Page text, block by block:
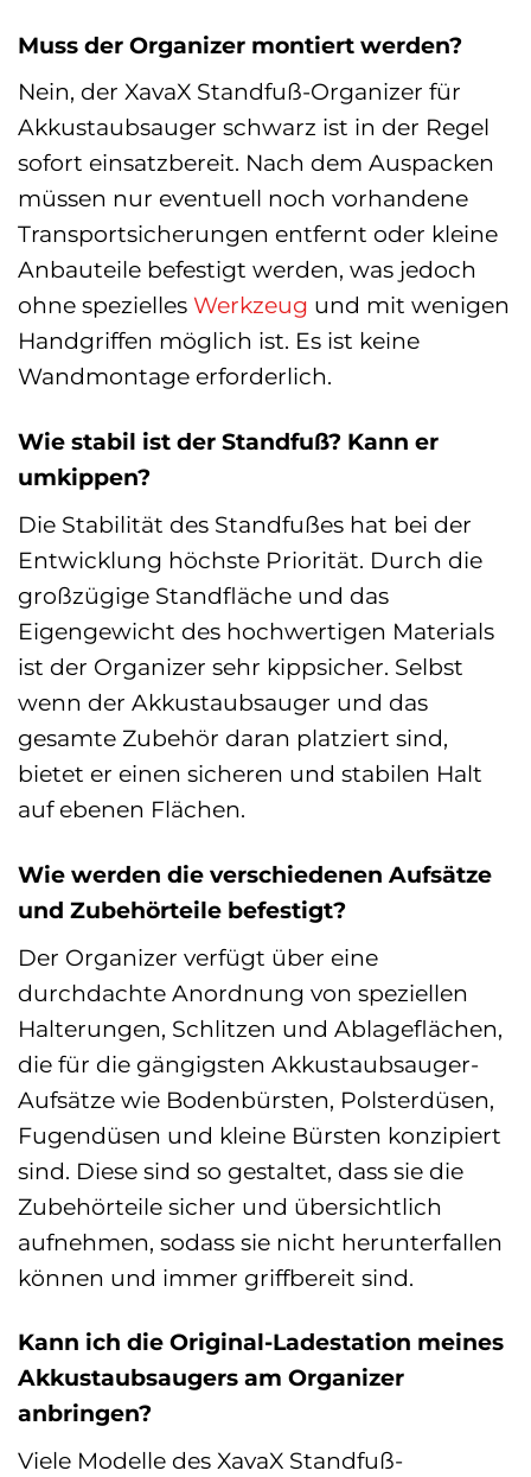
Muss der Organizer montiert werden?
Nein, der XavaX Standfuß-Organizer für
Akkustaubsauger schwarz ist in der Regel
sofort einsatzbereit. Nach dem Auspacken
müssen nur eventuell noch vorhandene
Transportsicherungen entfernt oder kleine
Anbauteile befestigt werden, was jedoch
ohne spezielles Werkzeug und mit wenigen
Handgriffen möglich ist. Es ist keine
Wandmontage erforderlich.
Wie stabil ist der Standfuß? Kann er
umkippen?
Die Stabilität des Standfußes hat bei der
Entwicklung höchste Priorität. Durch die
großzügige Standfläche und das
Eigengewicht des hochwertigen Materials
ist der Organizer sehr kippsicher. Selbst
wenn der Akkustaubsauger und das
gesamte Zubehör daran platziert sind,
bietet er einen sicheren und stabilen Halt
auf ebenen Flächen.
Wie werden die verschiedenen Aufsätze
und Zubehörteile befestigt?
Der Organizer verfügt über eine
durchdachte Anordnung von speziellen
Halterungen, Schlitzen und Ablageflächen,
die für die gängigsten Akkustaubsauger-
Aufsätze wie Bodenbürsten, Polsterdüsen,
Fugendüsen und kleine Bürsten konzipiert
sind. Diese sind so gestaltet, dass sie die
Zubehörteile sicher und übersichtlich
aufnehmen, sodass sie nicht herunterfallen
können und immer griffbereit sind.
Kann ich die Original-Ladestation meines
Akkustaubsaugers am Organizer
anbringen?
Viele Modelle des XavaX Standfuß-